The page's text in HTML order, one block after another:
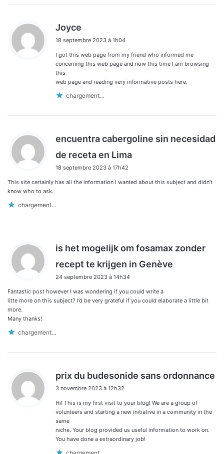
Joyce
t
:
18 septembre 2023 à 1h04
I got this web page from my friend who informed me
concerning this web page and now this time I am browsing
this
web page and reading very informative posts here.
chargement…
encuentra cabergoline sin necesidad
de receta en Lima
18 septembre 2023 à 17h42
This site certainly has all the information I wanted about this subject and didn’t
know who to ask.
chargement…
is het mogelijk om fosamax zonder
recept te krijgen in Genève
:
24 septembre 2023 à 14h34
Fantastic post however I was wondering if you could write a
litte more on this subject? I’d be very grateful if you could elaborate a little bit
more.
Many thanks!
chargement…
prix du budesonide sans ordonnance
3 novembre 2023 à 12h32
Hi! This is my first visit to your blog! We are a group of
volunteers and starting a new initiative in a community in the
same
niche. Your blog provided us useful information to work on.
You have done a extraordinary job!